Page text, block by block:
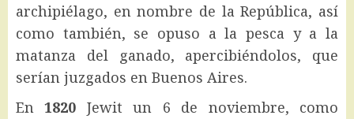
archipiélago, en nombre de la República, así
como también, se opuso a la pesca y a la
matanza del ganado, apercibiéndolos, que
serían juzgados en Buenos Aires.
En1820 Jewit un 6 de noviembre, como